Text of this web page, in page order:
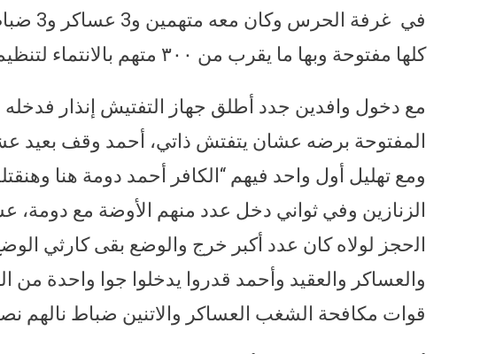
في
ﻛﻠﻬﺎ ﻣﻔﺘﻮﺣﺔ وبها ما يقرب من ٣٠٠ متهم بالانتماء ﻟﺘﻨﻈﻴﻢ ﻭﻻﻳﺔ ﺳﻴﻨﺎ.
ﻣﻊ ﺩﺧﻮﻝ ﻭﺍﻓﺪﻳﻦ جدد أطلق ﺟﻬﺎﺯ ﺍﻟﺘﻔﺘﻴﺶ إنذار فدخله
ﺍﻟﻤﻔﺘﻮﺣﺔ ﺑﺮﺿﻪ ﻋﺸﺎﻥ ﻳﺘﻔﺘﺶ ﺫﺍﺗﻲ، أﺣﻤﺪ ﻭﻗﻒ ﺑﻌﻴﺪ
ﻭﻣﻊ ﺗﻬﻠﻴﻞ أﻭﻝ ﻭﺍﺣﺪ ﻓﻴﻬﻢ “ﺍﻟﻜﺎﻓﺮ أﺣﻤﺪ ﺩﻭﻣﺔ ﻫﻨﺎ
ﺍﻟﺰﻧﺎﺯﻳﻦ ﻭﻓﻲ ﺛﻮﺍﻧﻲ دخل عدد منهم ﺍلأﻭﺿﺔ مع
ﺍﻟحجز ﻟﻮﻻﻩ ﻛﺎﻥ ﻋﺪﺩ أﻛﺒﺮ ﺧﺮﺝ ﻭﺍﻟﻮﺿﻊ ﺑﻘﻰ ﻛﺎﺭﺛﻲ
ﻭﺍﻟﻌﺴﺎﻛﺮ ﻭﺍﻟﻌﻘﻴﺪ ﻭأﺣﻤﺪ ﻗﺪﺭﻭﺍ ﻳﺪﺧﻠﻮﺍ ﺟﻮﺍ ﻭﺍﺣﺪﺓ ﻣﻦ
ﻗﻮﺍﺕ ﻣﻜﺎﻓﺤﺔ ﺍﻟﺸﻐﺐ ﺍﻟﻌﺴﺎﻛﺮ ﻭﺍﻻﺗﻨﻴﻦ ﺿﺒﺎﻁ ﻧﺎﻟﻬﻢ